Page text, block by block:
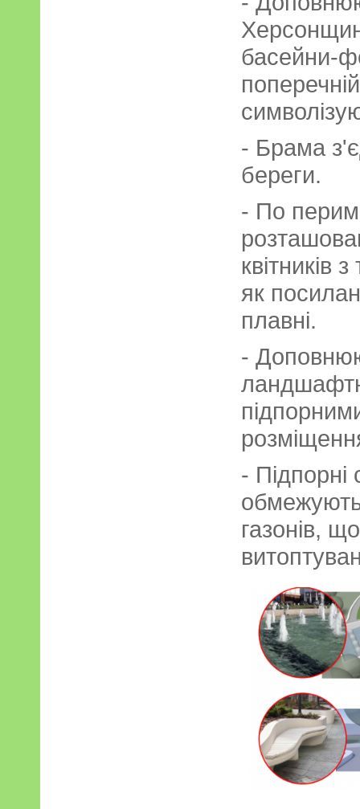
басейни-
- Брама
береги.
- По
квітників
як
плавні.
-
- Підпорні
газонів,